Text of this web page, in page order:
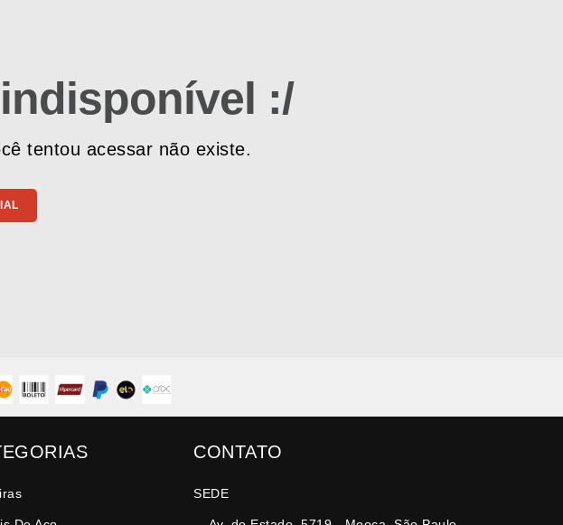
:/
tentou acessar não existe.
CONTATO
SEDE